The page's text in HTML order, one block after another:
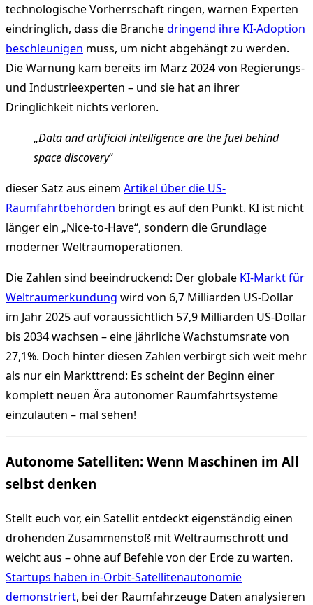
technologische Vorherrschaft ringen, warnen Experten
eindringlich, dass die Branchedringend ihre KI-Adoption
beschleunigen muss, um nicht abgehängt zu werden.
Die Warnung kam bereits im März 2024 von Regierungs-
und Industrieexperten – und sie hat an ihrer
Dringlichkeit nichts verloren.
„Data and artificial intelligence are the fuel behind
space discovery“
dieser Satz aus einem Artikel über die US-
Raumfahrtbehörden bringt es auf den Punkt. KI ist nicht
länger ein „Nice-to-Have“, sondern die Grundlage
moderner Weltraumoperationen.
Die Zahlen sind beeindruckend: Der globale KI-Markt für
Weltraumerkundung wird von 6,7 Milliarden US-Dollar
im Jahr 2025 auf voraussichtlich 57,9 Milliarden US-Dollar
bis 2034 wachsen – eine jährliche Wachstumsrate von
27,1%. Doch hinter diesen Zahlen verbirgt sich weit mehr
als nur ein Markttrend: Es scheint der Beginn einer
komplett neuen Ära autonomer Raumfahrtsysteme
einzuläuten – mal sehen!
Autonome Satelliten: Wenn Maschinen im All
selbst denken
Stellt euch vor, ein Satellit entdeckt eigenständig einen
drohenden Zusammenstoß mit Weltraumschrott und
weicht aus – ohne auf Befehle von der Erde zu warten.
Startups haben in-Orbit-Satellitenautonomie
demonstriert, bei der Raumfahrzeuge Daten analysieren